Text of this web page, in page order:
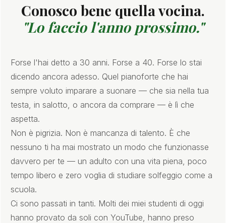
Conosco bene quella vocina.
"Lo faccio l'anno prossimo."
Forse l'hai detto a 30 anni. Forse a 40. Forse lo stai
dicendo ancora adesso. Quel pianoforte che hai
sempre voluto imparare a suonare — che sia nella tua
testa, in salotto, o ancora da comprare — è lì che
aspetta.
Non è pigrizia. Non è mancanza di talento. È che
nessuno ti ha mai mostrato un modo che funzionasse
davvero per te — un adulto con una vita piena, poco
tempo libero e zero voglia di studiare solfeggio come a
scuola.
Ci sono passati in tanti. Molti dei miei studenti di oggi
hanno provato da soli con YouTube, hanno preso